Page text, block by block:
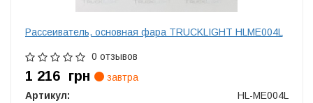
Рассеиватель, основная фара TRUCKLIGHT HLME004L
0 отзывов
1 216 грн
завтра
Артикул:
HL-ME004L